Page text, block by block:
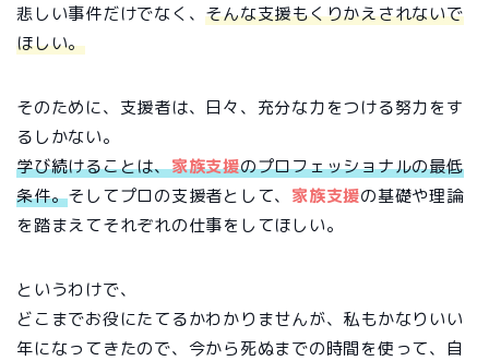
悲しい事件だけでなく、そんな支援もくりかえされないで
ほしい。
そのために、支援者は、日々、充分な力をつける努力をす
るしかない。
学び続けることは、家族支援のプロフェッショナルの最低
条件。そしてプロの支援者として、 家族支援の基礎や理論
を踏まえてそれぞれの仕事をしてほしい。
というわけで、
どこまでお役にたてるかわかりませんが、私もかなりいい
年になってきたので、今から死ぬまでの時間を使って、自